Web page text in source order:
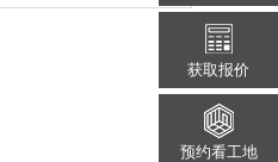
获取报价
预约看工地